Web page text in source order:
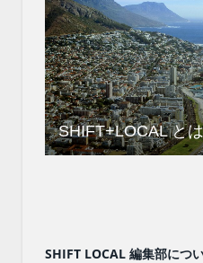
SHIFT+LOCAL とは
SHIFT LOCAL 編集部につ